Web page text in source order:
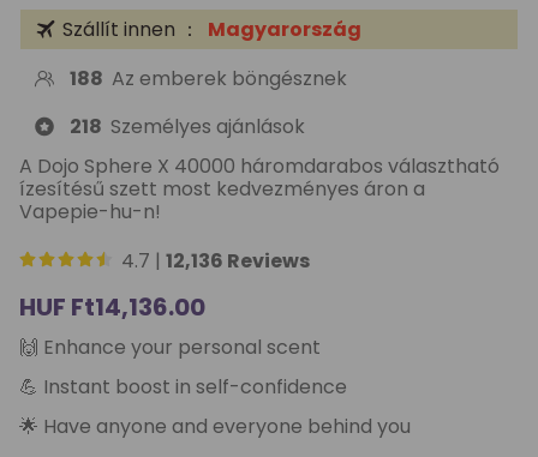
Szállít innen ：
Magyarország
188 Az emberek böngésznek
218 Személyes ajánlások
A Dojo Sphere X 40000 háromdarabos választható
ízesítésű szett most kedvezményes áron a
Vapepie-hu-n!
4.7 | 12,136 Reviews
Sale
price
HUF Ft14,136.00
price
🙌 Enhance your personal scent
💪 Instant boost in self-confidence
🌟 Have anyone and everyone behind you